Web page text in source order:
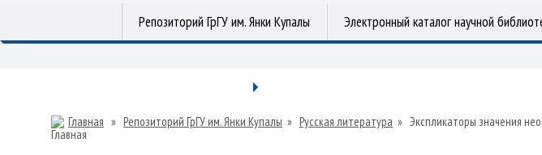
Репозиторий ГрГУ им. Янки Купалы Электронный каталог научной
Главная » Репозиторий ГрГУ им. Янки Купалы » Русская литература » Экспликаторы значения